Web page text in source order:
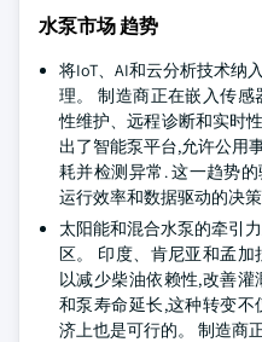
水泵市场 趋势
将IoT、AI和云分析技术纳
理。 制造商正在嵌入传
性维护、远程诊断和实时
出了智能泵平台,允许公用
耗并检测异常. 这一趋势
运行效率和数据驱动的决策
太阳能和混合水泵的牵引
区。 印度、肯尼亚和孟
以减少柴油依赖性,改善
和泵寿命延长,这种转变
济上也是可行的。 制造商